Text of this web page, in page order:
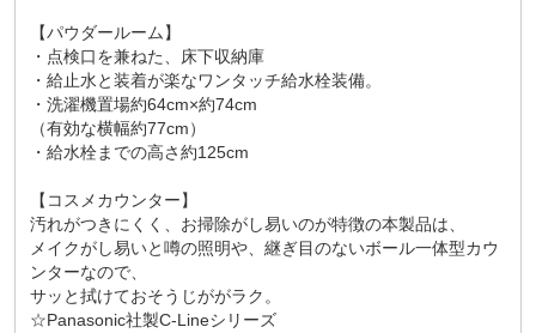
【パウダールーム】
・点検口を兼ねた、床下収納庫
・給止水と装着が楽なワンタッチ給水栓装備。
・洗濯機置場約64cm×約74cm
（有効な横幅約77cm）
・給水栓までの高さ約125cm
【コスメカウンター】
汚れがつきにくく、お掃除がし易いのが特徴の本製品は、
メイクがし易いと噂の照明や、継ぎ目のないボール一体型カウ
ンターなので、
サッと拭けておそうじががラク。
☆Panasonic社製C-Lineシリーズ